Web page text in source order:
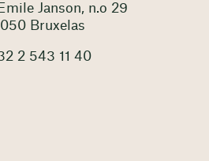
Janson, n.o 29
Bruxelas
2 543 11 40